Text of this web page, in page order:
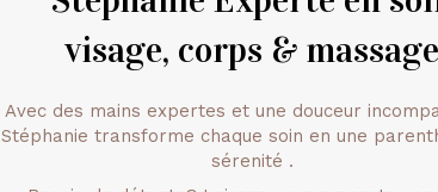
visage, corps & massage
Avec des mains expertes et une douceur
Stéphanie transforme chaque soin en une
sérenité .